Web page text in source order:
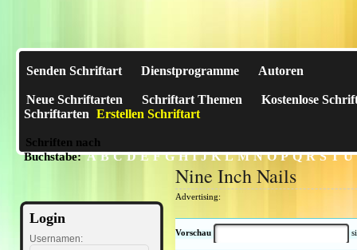
Senden Schriftart Dienstprogramme Autoren
Neue Schriftarten Schriftart Themen
Kostenlose
Schriftarten Erstellen Schriftart
Schriften nach
Buchstabe:A B C D E F G H I J K L M N O P Q R S T U
Login
Usernamen:
Nine Inch Nails
Advertising:
Vorschau